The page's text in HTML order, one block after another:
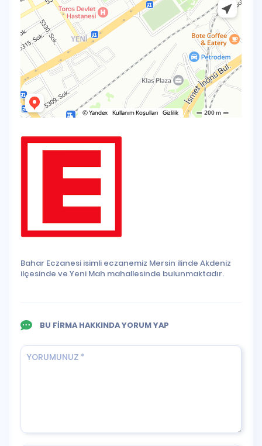
Bahar Eczanesi isimli eczanemiz Mersin ilinde Akdeniz
ilçesinde ve Yeni Mah mahallesinde bulunmaktadır.
BU FİRMA HAKKINDA YORUM YAP